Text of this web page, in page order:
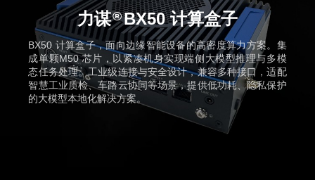
力谋®BX50 计算盒子
BX50 计算盒子，面向边缘智能设备的高密度算力方案。集
成单颗M50 芯片，以紧凑机身实现端侧大模型推理与多模
态任务处理。工业级连接与安全设计，兼容多种接口，适配
智慧工业质检、车路云协同等场景，提供低功耗、隐私保护
的大模型本地化解决方案。